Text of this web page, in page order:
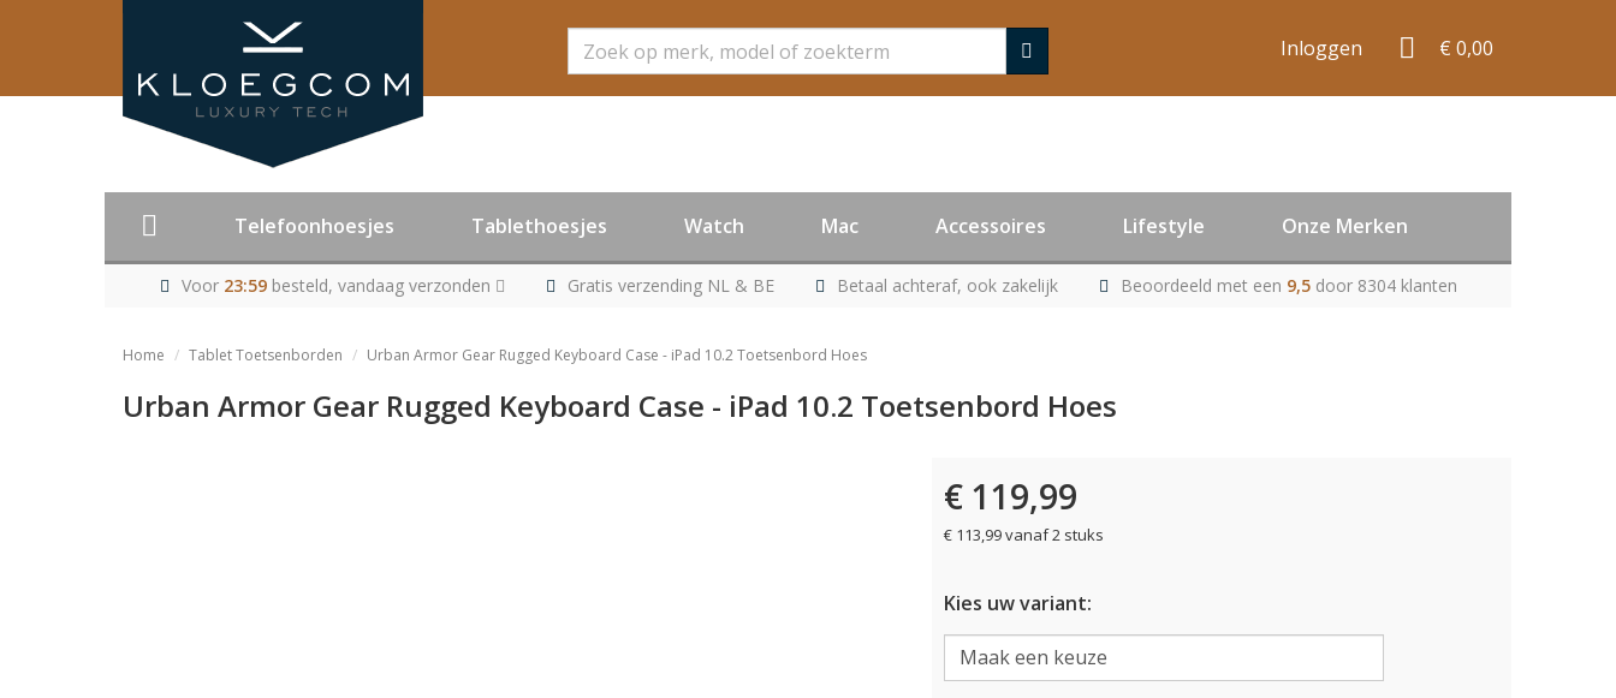
Zoeken Inloggen € 0,00
Telefoonhoesjes Tablethoesjes Watch Mac Accessoires Lifestyle Onze Merken
Voor 23:59besteld, vandaag verzonden Gratis verzending NL & BE Betaal achteraf, ook zakelijk Beoordeeld met een 9,5 door 8304 klanten
Home Tablet Toetsenborden Urban Armor Gear Rugged Keyboard Case - iPad 10.2 Toetsenbord Hoes
Urban Armor Gear Rugged Keyboard Case - iPad 10.2 Toetsenbord Hoes
€ 119,99
€ 113,99 vanaf 2 stuks
Kies uw variant: